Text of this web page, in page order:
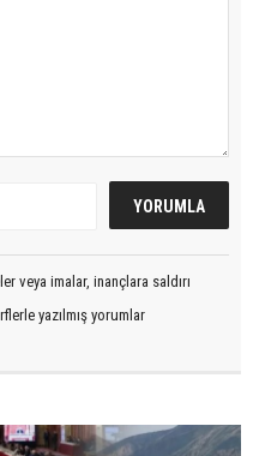
veya imalar, inançlara saldırı
yazılmış yorumlar